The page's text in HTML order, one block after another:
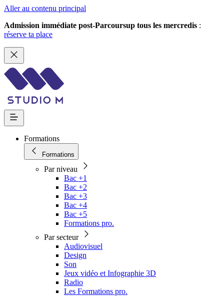
Aller au contenu principal
Admission immédiate post-Parcoursup tous les mercredis :
réserve ta place
Formations
Formations
Par niveau
Bac +1
Bac +2
Bac +3
Bac +4
Bac +5
Formations pro.
Par secteur
Audiovisuel
Design
Son
Jeux vidéo et Infographie 3D
Radio
Les Formations pro.